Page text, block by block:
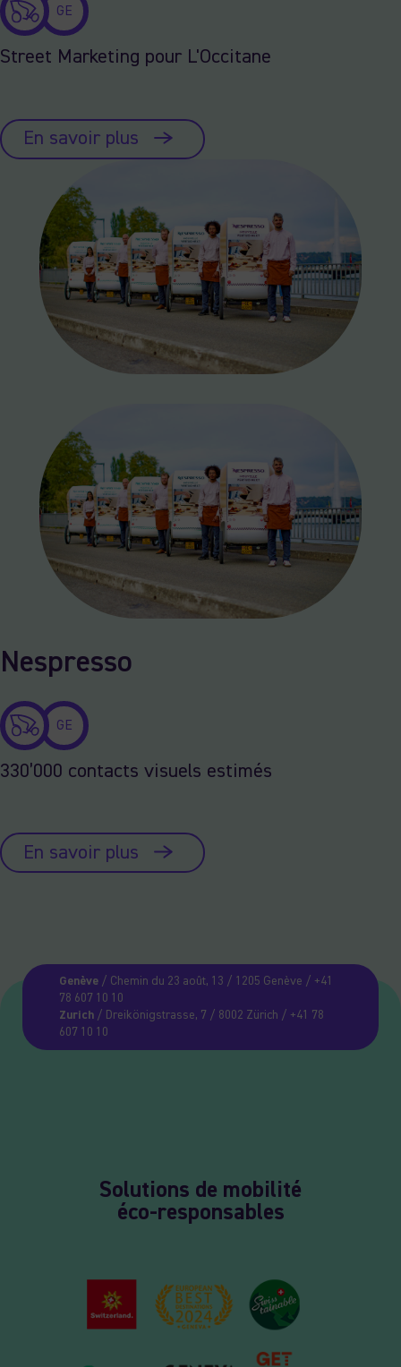
GE
Street Marketing pour L'Occitane
En savoir plus
Nespresso
GE
330’000 contacts visuels estimés
En savoir plus
Genève/ Chemin du 23 août, 13 / 1205 Genève / +41
78 607 10 10
Zurich/ Dreikönigstrasse, 7 / 8002 Zürich / +41 78
607 10 10
Solutions de mobilité
éco-responsables